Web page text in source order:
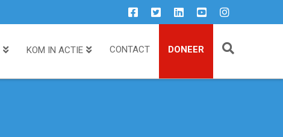
KOM IN ACTIE CONTACT DONEER